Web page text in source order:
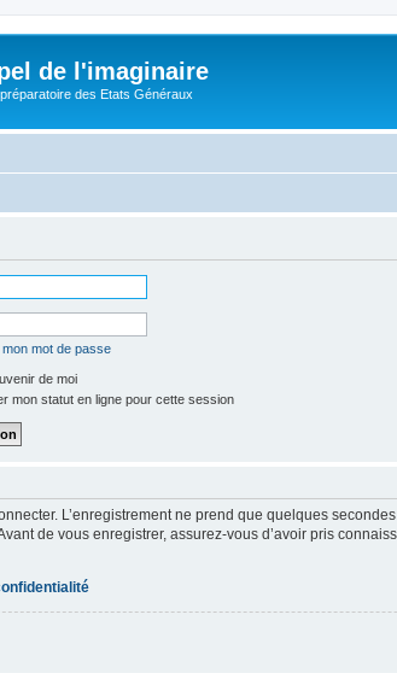
de l'imaginaire
des Etats Généraux
mon mot de passe
de moi
mon statut en ligne pour cette session
L’enregistrement ne prend que quelques
de vous enregistrer, assurez-vous d’avoir pris